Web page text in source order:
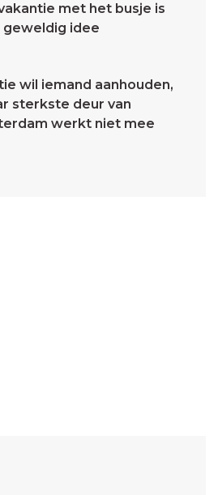
met het busje is
geweldig idee
wil iemand aanhouden,
sterkste deur van
werkt niet mee